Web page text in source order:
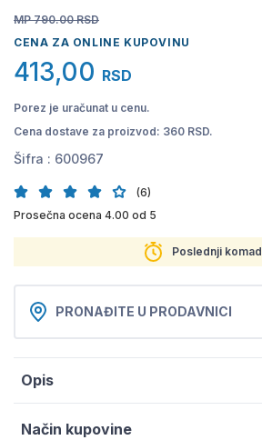
MP 790.00 RSD
CENA ZA ONLINE KUPOVINU
413,00 RSD
Porez je uračunat u cenu.
Cena dostave za proizvod: 360 RSD.
Šifra : 600967
(6)
Prosečna ocena 4.00 od 5
Poslednji komad
PRONAĐITE U PRODAVNICI
Opis
Način kupovine